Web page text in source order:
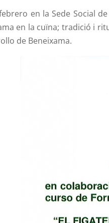
en la Sede Social
en la cuïna; tradició i
de Beneixama.